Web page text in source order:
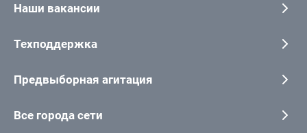
Наши вакансии
Техподдержка
Предвыборная агитация
Все города сети